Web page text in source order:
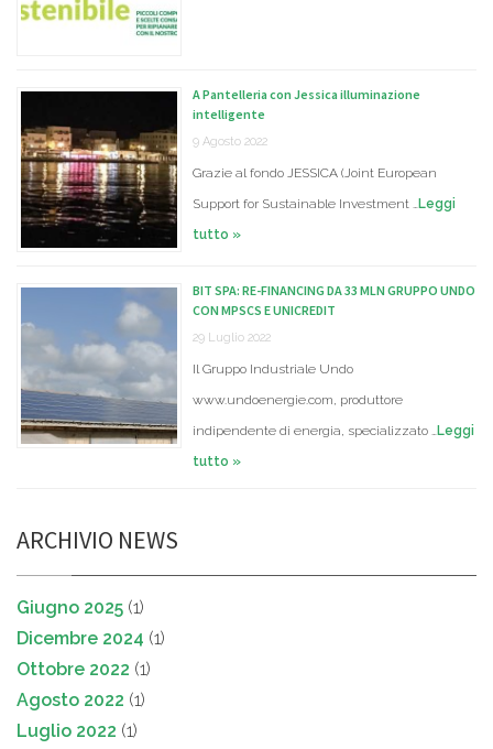
A Pantelleria con Jessica illuminazione
intelligente
9 Agosto 2022
Grazie al fondo JESSICA (Joint European
Support for Sustainable Investment … Leggi
tutto »
BIT SPA: RE-FINANCING DA 33 MLN GRUPPO UNDO
CON MPSCS E UNICREDIT
29 Luglio 2022
Il Gruppo Industriale Undo
www.undoenergie.com, produttore
indipendente di energia, specializzato … Leggi
tutto »
ARCHIVIO NEWS
Giugno 2025 (1)
Dicembre 2024 (1)
Ottobre 2022 (1)
Agosto 2022 (1)
Luglio 2022 (1)